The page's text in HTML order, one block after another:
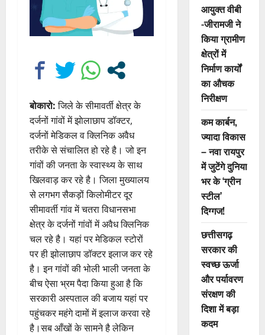
बोकारो:जिले के सीमावर्ती क्षेत्र के
दर्जनों गांवों में झाेलाछाप डॉक्टर,
दर्जनों मेडिकल व क्लिनिक अवैध
तरीके से संचालित हो रहे है। जो इन
गांवों की जनता के स्वास्थ्य के साथ
खिलवाड़ कर रहे है। जिला मुख्यालय
से लगभग सैकड़ों किलोमीटर दूर
सीमावर्ती गांव में चतरा विधानसभा
क्षेत्र के दर्जनों गांवों में अवैध क्लिनिक
चल रहे है। यहां पर मेडिकल स्टोरों
पर ही झोलाछाप डॉक्टर इलाज कर रहे
है। इन गांवों की भोली भाली जनता के
बीच ऐसा भ्रम पैदा किया हुआ है कि
सरकारी अस्पताल की बजाय यहां पर
पहुंचकर महंगे दामों में इलाज करवा रहे
है।सब आँखों के सामने है लेकिन
आयुक्त वीबी
-जीरामजी ने
किया ग्रामीण
क्षेत्रों में
निर्माण कार्यों
का औचक
निरीक्षण
कम कार्बन,
ज्यादा विकास
– नवा रायपुर
में जुटेंगे दुनिया
भर के ‘ग्रीन
स्टील’
दिग्गज!
छत्तीसगढ़
सरकार की
स्वच्छ ऊर्जा
और पर्यावरण
संरक्षण की
दिशा में बड़ा
कदम